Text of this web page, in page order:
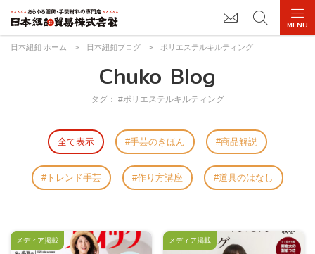
日本紐釦 ホーム > 日本紐釦ブログ > ポリエステルキルティング
Chuko Blog
タグ： #ポリエステルキルティング
全て表示 手芸のきほん 商品解説
トレンド手芸 作り方講座 道具のはなし
メディア掲載 メディア掲載